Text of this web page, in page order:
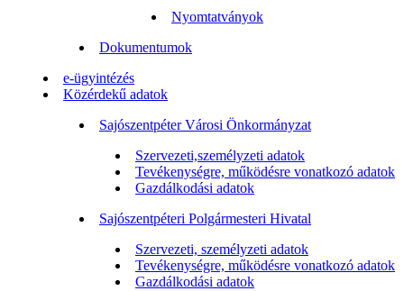
Nyomtatványok
Dokumentumok
e-ügyintézés
Közérdekű adatok
Sajószentpéter Városi Önkormányzat
Szervezeti,személyzeti adatok
Tevékenységre, működésre vonatkozó adatok
Gazdálkodási adatok
Sajószentpéteri Polgármesteri Hivatal
Szervezeti, személyzeti adatok
Tevékenységre, működésre vonatkozó adatok
Gazdálkodási adatok